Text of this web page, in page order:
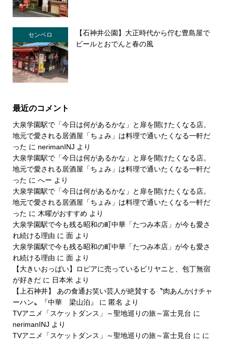
センベロ
【石神井公園】大正時代から佇む豊島屋で
ビールとおでんと春の風
最近のコメント
大泉学園駅で「今日は何があるかな」と扉を開けたくなる店。
地元で愛される居酒屋「ちょみ」は料理で通いたくなる一軒だ
った に nerimanINJ より
大泉学園駅で「今日は何があるかな」と扉を開けたくなる店。
地元で愛される居酒屋「ちょみ」は料理で通いたくなる一軒だ
った に へー より
大泉学園駅で「今日は何があるかな」と扉を開けたくなる店。
地元で愛される居酒屋「ちょみ」は料理で通いたくなる一軒だ
った に 木曜がおすすめ より
大泉学園駅で今も残る昭和の町中華「たつみ本店」が今も愛さ
れ続ける理由 に 面より
大泉学園駅で今も残る昭和の町中華「たつみ本店」が今も愛さ
れ続ける理由 に 面より
【大きいおっぱい】ロピアに売っているビリヤニと、包丁無宿
が好きだに 日本米より
【上石神井】 あの食通お笑い芸人が絶賛する〝肉あんかけチャ
ーハン〟『中華 梁山泊』
に 匿名 より
TVアニメ「スケットダンス」～聖地巡りの旅～富士見台 に
nerimanINJ より
TVアニメ「スケットダンス」～聖地巡りの旅～富士見台 に に